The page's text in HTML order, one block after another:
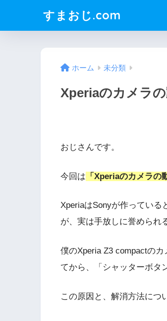
すまおじ.com
ホーム 未分類
Xperiaのカメラ
おじさんです。
今回は 「Xperiaのカメラの
XperiaはSonyが作っている
が、実は手放しに誉められ
僕のXperia Z3 compactの
てから、「シャッターボタ
この原因と、解消方法につ